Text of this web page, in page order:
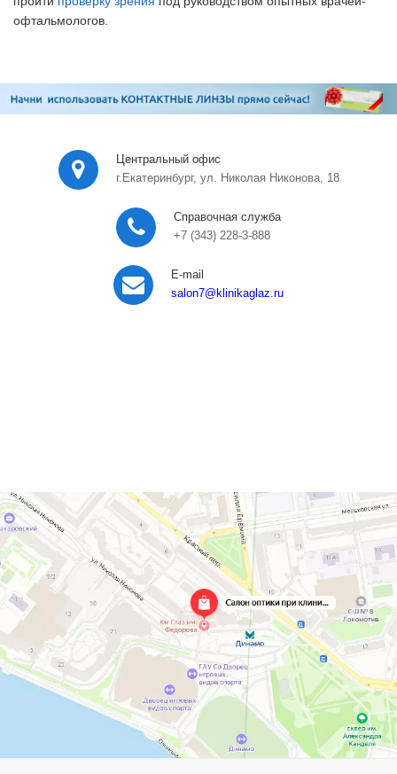
офтальмологов.
Центральный офис
г.Екатеринбург, ул. Николая Никонова, 18
Справочная служба
+7 (343) 228-3-888
E-mail
salon7@klinikaglaz.ru